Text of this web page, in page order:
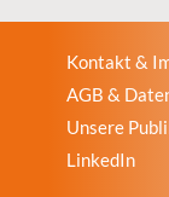
Kontakt &
AGB &
Unsere
LinkedIn